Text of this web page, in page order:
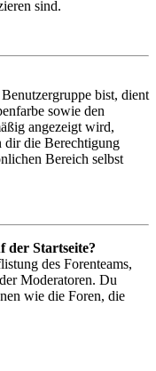
sind.
bist, dient
sowie den
angezeigt wird,
dir die Berechtigung
Bereich selbst
der Startseite?
des Forenteams,
Moderatoren. Du
wie die Foren, die